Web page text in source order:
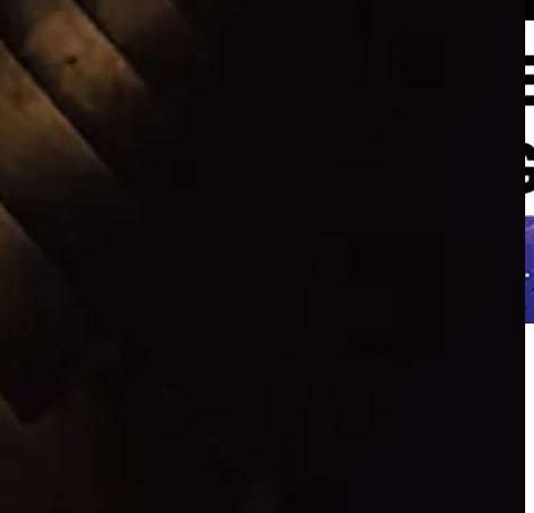
ne reaminteste ca lumea din jurul nostru ne leaga pe toti, indiferent